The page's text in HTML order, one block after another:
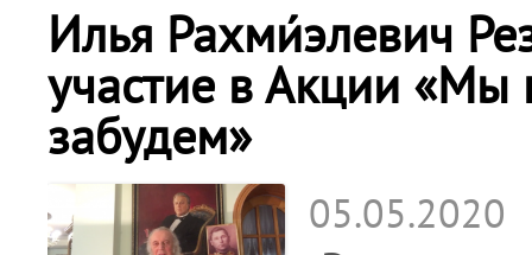
Илья Рахми́элевич
участие в Акции
забудем»
05.05.2020